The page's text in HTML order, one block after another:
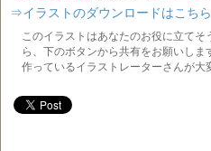
⇒イラストのダウンロードはこちら